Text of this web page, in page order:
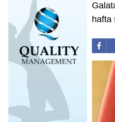
hafta